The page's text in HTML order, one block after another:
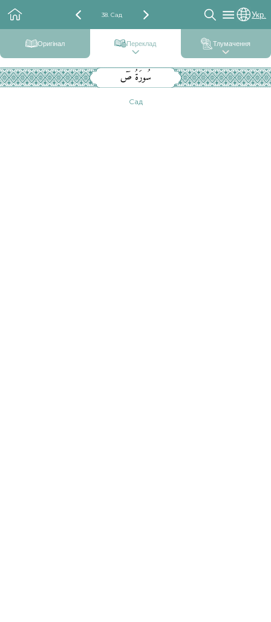
38. Сад Укр.
Оригінал Переклад Тлумачення
سُورَةُ صٓ
Сад